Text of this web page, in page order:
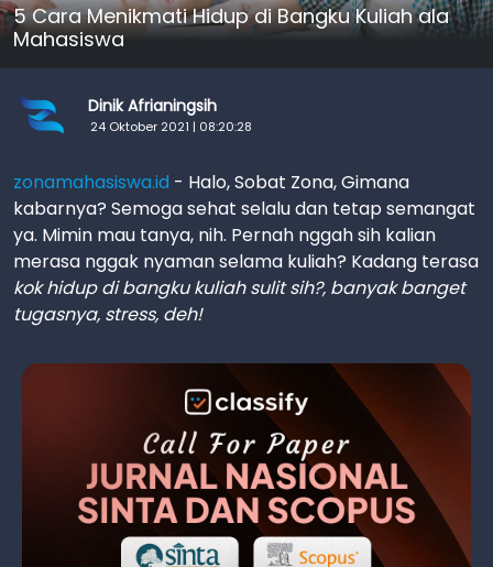
5 Cara Menikmati Hidup di Bangku Kuliah ala
Mahasiswa
Dinik Afrianingsih
24 Oktober 2021 | 08:20:28
zonamahasiswa.id - Halo, Sobat Zona, Gimana
kabarnya? Semoga sehat selalu dan tetap semangat
ya. Mimin mau tanya, nih. Pernah nggah sih kalian
merasa nggak nyaman selama kuliah? Kadang terasa
kok hidup di bangku kuliah sulit sih?, banyak banget
tugasnya, stress, deh!